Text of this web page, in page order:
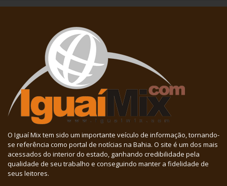
O Iguaí Mix tem sido um importante veículo de informação, tornando-
se referência como portal de notícias na Bahia. O site é um dos mais
acessados do interior do estado, ganhando credibilidade pela
qualidade de seu trabalho e conseguindo manter a fidelidade de
seus leitores.